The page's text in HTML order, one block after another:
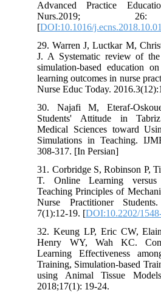
Advanced Practice
Nurs.2019;
[DOI:10.1016/
29. Warren J, Luctkar M,
J. A Systematic review of
simulation-based education
learning outcomes in nurse
Nurse Educ Today.
30. Najafi M, Eteraf-
Students' Attitude in
Medical Sciences toward
Simulations in Teaching.
308-317. [In Persian]
31. Corbridge S, Robinson P,
T. Online Learning
Teaching Principles of
Nurse Practitioner
7(1):12-19. [DOI:10.2202/
32. Keung LP, Eric CW,
Henry WY, Wah KC.
Learning Effectiveness
Training, Simulation-based
using Animal Tissue
2018;17(1): 19-24.